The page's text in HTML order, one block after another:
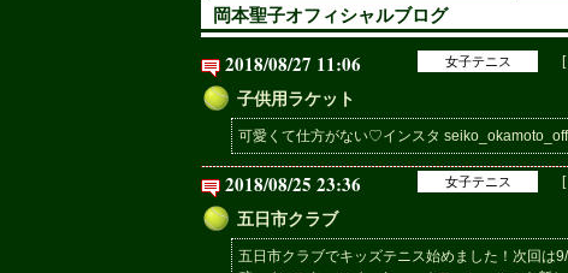
岡本聖子オフィシャルブログ
2018/08/27 11:06 女子テニス
子供用ラケット
可愛くて仕方がない♡インスタ
2018/08/25 23:36 女子テニス
五日市クラブ
五日市クラブでキッズテニス始めました！次回は